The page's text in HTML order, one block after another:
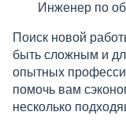
Инженер по
Поиск новой
быть сложным и
опытных
помочь вам
несколько